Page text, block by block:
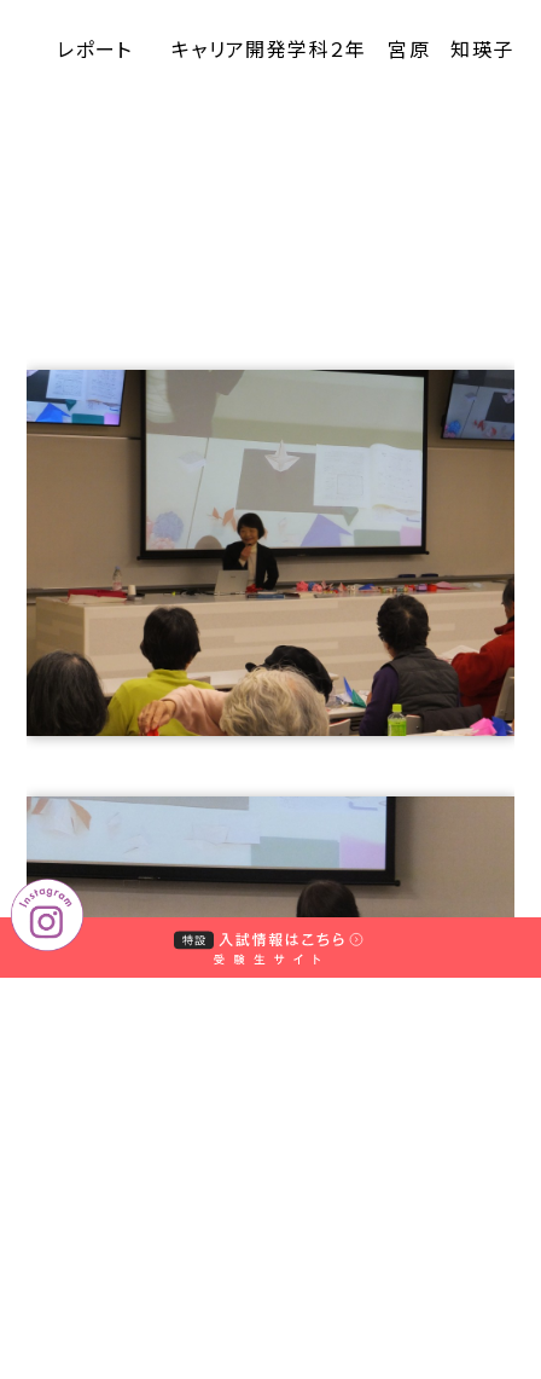
学
校
法
人
村
村
園
レポート キャリア開発学科２年 宮原 知瑛子